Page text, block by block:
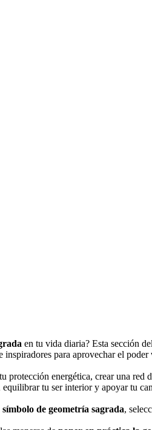
en tu vida diaria? Esta sección
inspiradores para aprovechar el
protección energética, crear una
tu ser interior y apoyar tu
de geometría sagrada,